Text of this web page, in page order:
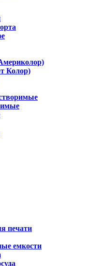
Колор)
печати
емкости